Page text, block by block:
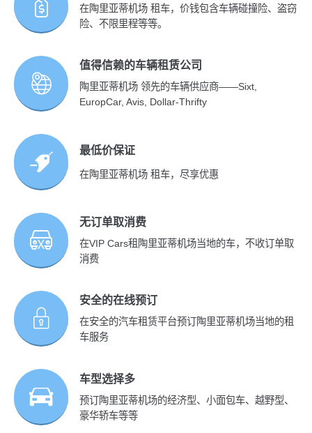
在陶里亚蒂机场 租车，价钱包含车辆碰撞险、盗窃
险、不限里程等等。
值得信赖的车辆租赁公司
陶里亚蒂机场 领先的车辆供应商——Sixt,
EuropCar, Avis, Dollar-Thrifty
最低价保证
在陶里亚蒂机场 租车，尽享优惠
无订单取消费
在VIP Cars租陶里亚蒂机场当地的车，不收订单取
消费
安全的在线预订
在安全的汽车租赁平台预订陶里亚蒂机场当地的租
车服务
车型选择多
预订陶里亚蒂机场的经济型、小面包车、越野型、
豪华轿车等等